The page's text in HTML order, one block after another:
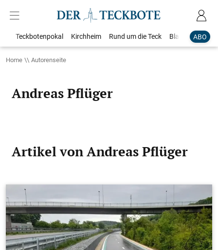
ABO
Teckbotenpokal Kirchheim Rund um die Teck Blaulicht
Home Autorenseite
Andreas Pflüger
Artikel von Andreas Pflüger